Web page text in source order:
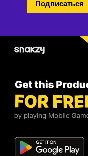
Подписаться